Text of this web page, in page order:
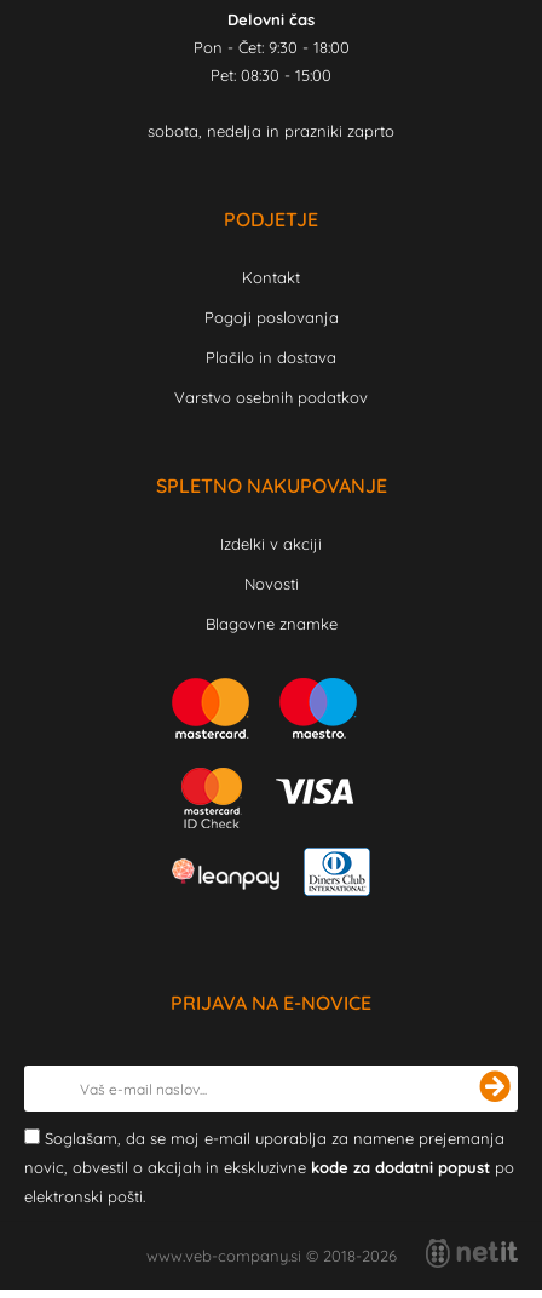
Delovni čas
Pon - Čet: 9:30 - 18:00
Pet: 08:30 - 15:00
sobota, nedelja in prazniki zaprto
PODJETJE
Kontakt
Pogoji poslovanja
Plačilo in dostava
Varstvo osebnih podatkov
SPLETNO NAKUPOVANJE
Izdelki v akciji
Novosti
Blagovne znamke
PRIJAVA NA E-NOVICE
Soglašam, da se moj e-mail uporablja za namene prejemanja
novic, obvestil o akcijah in ekskluzivne kode za dodatni popust po
elektronski pošti.
www.veb-company.si © 2018-2026